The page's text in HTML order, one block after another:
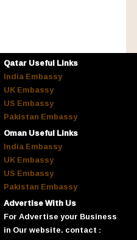
Qatar Useful Links
India Embassy
UK Embassy
US Embassy
Pakistan Embassy
Oman Useful Links
India Embassy
UK Embassy
US Embassy
Pakistan Embassy
Advertise With Us
For Advertise your Business
in Our website. contact :